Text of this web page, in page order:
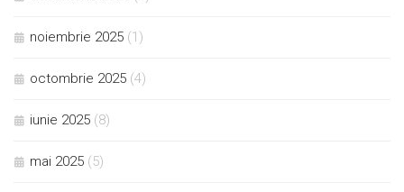
noiembrie 2025 (1)
octombrie 2025 (4)
iunie 2025 (8)
mai 2025 (5)